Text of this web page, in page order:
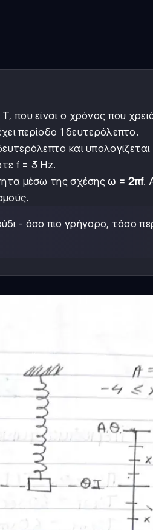
που είναι ο χρόνος που
περίοδο 1 δευτερόλεπτο.
και
f = 3 Hz.
μέσω της σχέσηςω = 2πf.
- όσο πιο γρήγορο, τόσο